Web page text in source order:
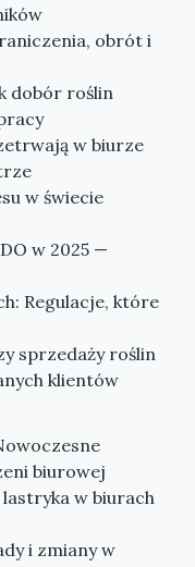
obrót i
dobór roślin
w biurze
w świecie
w 2025 —
Regulacje, które
sprzedaży roślin
klientów
biurowej
w biurach
i zmiany w